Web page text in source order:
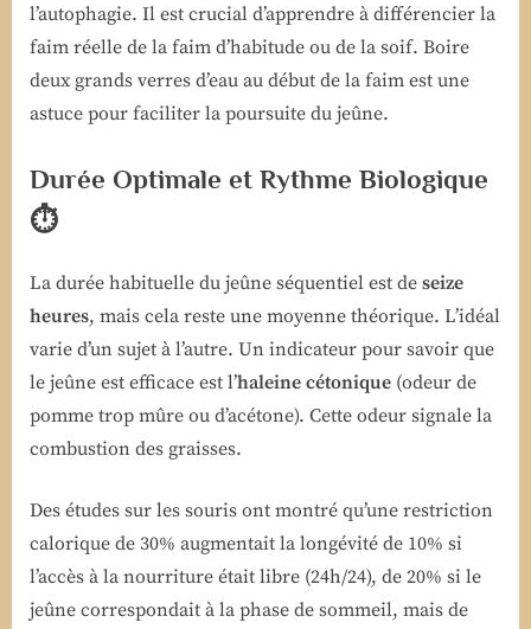
l’autophagie. Il est crucial d’apprendre à différencier la
faim réelle de la faim d’habitude ou de la soif. Boire
deux grands verres d’eau au début de la faim est une
astuce pour faciliter la poursuite du jeûne.
Durée Optimale et Rythme Biologique
⏱️
La durée habituelle du jeûne séquentiel est de seize
heures, mais cela reste une moyenne théorique. L’idéal
varie d’un sujet à l’autre. Un indicateur pour savoir que
le jeûne est efficace est l’haleine cétonique (odeur de
pomme trop mûre ou d’acétone). Cette odeur signale la
combustion des graisses.
Des études sur les souris ont montré qu’une restriction
calorique de 30% augmentait la longévité de 10% si
l’accès à la nourriture était libre (24h/24), de 20% si le
jeûne correspondait à la phase de sommeil, mais de